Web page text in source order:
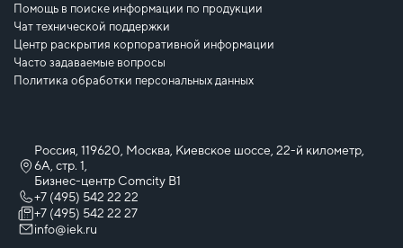
Помощь в поиске информации по продукции
Чат технической поддержки
Центр раскрытия корпоративной информации
Часто задаваемые вопросы
Политика обработки персональных данных
Россия, 119620, Москва, Киевское шоссе, 22-й километр,
6А, стр. 1,
Бизнес-центр Comcity B1
+7 (495) 542 22 22
+7 (495) 542 22 27
info@iek.ru